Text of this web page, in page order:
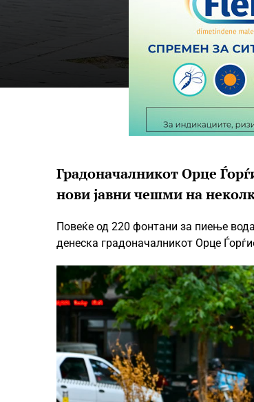
Градоначалникот Орце
нови јавни чешми на
Повеќе од 220 фонтани за пиење
денеска градоначалникот Орце